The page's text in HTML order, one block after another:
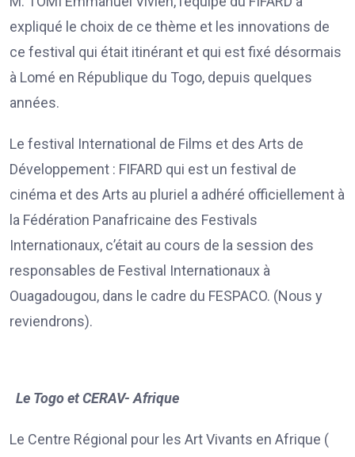
expliqué le choix de ce thème et les innovations de
ce festival qui était itinérant et qui est fixé désormais
à Lomé en République du Togo, depuis quelques
années.
Le festival International de Films et des Arts de
Développement : FIFARD qui est un festival de
cinéma et des Arts au pluriel a adhéré officiellement à
la Fédération Panafricaine des Festivals
Internationaux, c’était au cours de la session des
responsables de Festival Internationaux à
Ouagadougou, dans le cadre du FESPACO. (Nous y
reviendrons).
Le Togo et CERAV- Afrique
Le Centre Régional pour les Art Vivants en Afrique (